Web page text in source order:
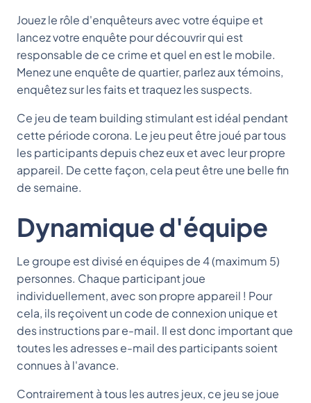
Jouez le rôle d'enquêteurs avec votre équipe et
lancez votre enquête pour découvrir qui est
responsable de ce crime et quel en est le mobile.
Menez une enquête de quartier, parlez aux témoins,
enquêtez sur les faits et traquez les suspects.
Ce jeu de team building stimulant est idéal pendant
cette période corona. Le jeu peut être joué par tous
les participants depuis chez eux et avec leur propre
appareil. De cette façon, cela peut être une belle fin
de semaine.
Dynamique d'équipe
Le groupe est divisé en équipes de 4 (maximum 5)
personnes. Chaque participant joue
individuellement, avec son propre appareil ! Pour
cela, ils reçoivent un code de connexion unique et
des instructions par e-mail. Il est donc important que
toutes les adresses e-mail des participants soient
connues à l'avance.
Contrairement à tous les autres jeux, ce jeu se joue